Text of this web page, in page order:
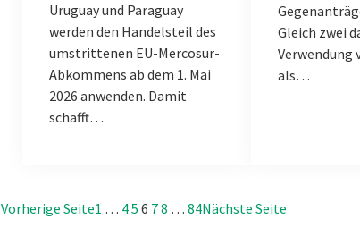
Uruguay und Paraguay
werden den Handelsteil des
umstrittenen EU-Mercosur-
Abkommens ab dem 1. Mai
2026 anwenden. Damit
schafft…
Gleich zwei
Verwendung
als…
Vorherige Seite1 … 45 6 78 … 84Nächste Seite